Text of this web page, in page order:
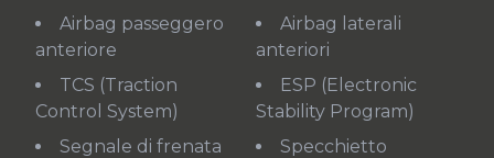
Airbag passeggero
anteriore
Airbag laterali
anteriori
TCS (Traction
Control System)
ESP (Electronic
Stability Program)
Segnale di frenata
Specchietto